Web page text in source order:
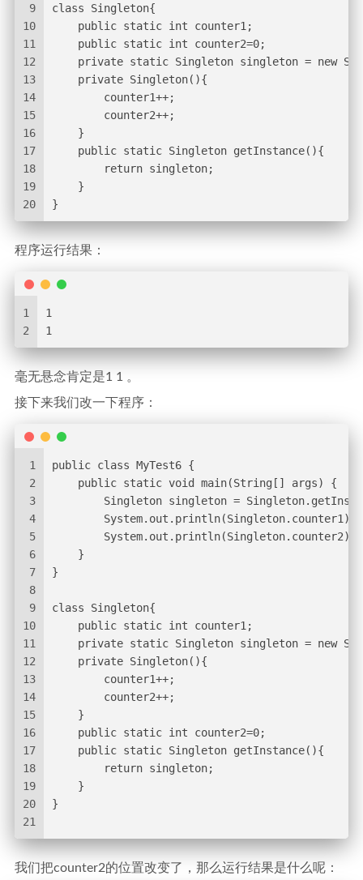
9
10
11
12
13
14
15
16
17
18
19
20
class Singleton{
    public static int counter1;
    public static int counter2=0;
private static Singleton singleton = new
    private Singleton(){
        counter1++;
        counter2++;
    }
    public static Singleton getInstance(){
        return singleton;
    }
}
程序运行结果：
1
2
1
1
毫无悬念肯定是1 1 。
接下来我们改一下程序：
1
2
3
4
5
6
7
8
9
10
11
12
13
14
15
16
17
18
19
20
21
public class MyTest6 {
    public static void main(String[] args) {
Singleton singleton =
        System.out.println(Singleton.counter1);
        System.out.println(Singleton.counter2);
    }
}
class Singleton{
    public static int counter1;
private static Singleton singleton = new
    private Singleton(){
        counter1++;
        counter2++;
    }
    public static int counter2=0;
    public static Singleton getInstance(){
        return singleton;
    }
}
我们把counter2的位置改变了，那么运行结果是什么呢：